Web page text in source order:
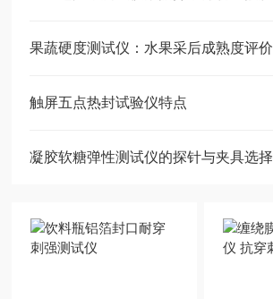
触屏五点热封试验仪特点
凝胶软糖弹性测试仪的探针与夹具选